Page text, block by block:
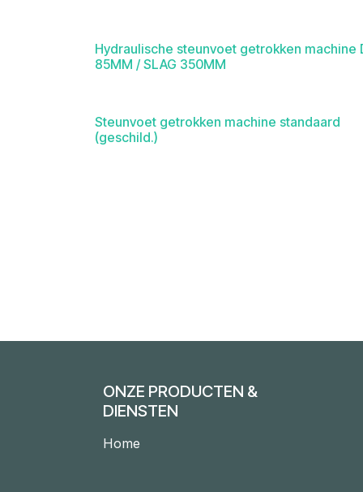
Hydraulische steunvoet getrokken machine
85MM / SLAG 350MM
Steunvoet getrokken machine standaard
(geschild.)
ONZE PRODUCTEN &
DIENSTEN
Home